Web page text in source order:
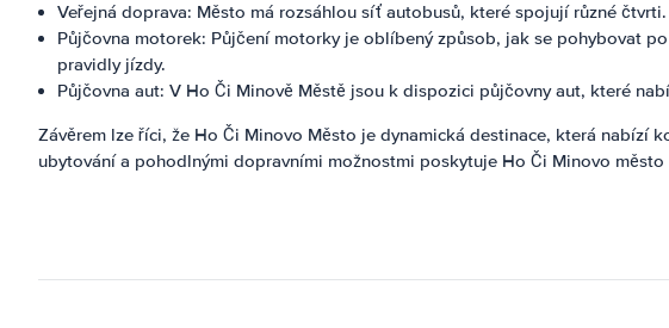
Veřejná doprava: Město má rozsáhlou síť autobusů, které spojují různé
Půjčovna motorek: Půjčení motorky je oblíbený způsob, jak se pohybovat
pravidly jízdy.
Půjčovna aut: V Ho Či Minově Městě jsou k dispozici půjčovny aut, které
Závěrem lze říci, že Ho Či Minovo Město je dynamická destinace, která
ubytování a pohodlnými dopravními možnostmi poskytuje Ho Či Minovo